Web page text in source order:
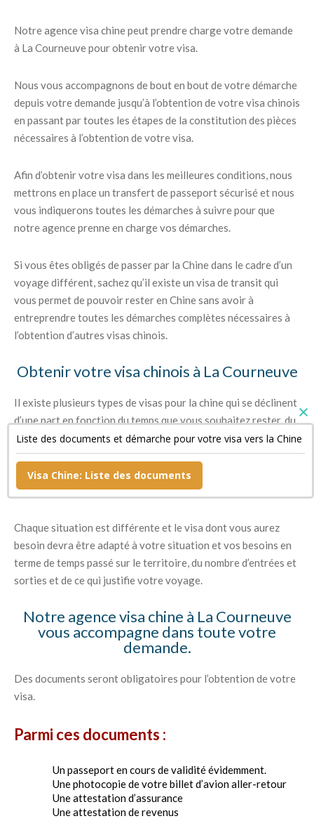
Notre agence visa chine peut prendre charge votre demande
à La Courneuve pour obtenir votre visa.
Nous vous accompagnons de bout en bout de votre démarche
depuis votre demande jusqu’à l’obtention de votre visa chinois
en passant par toutes les étapes de la constitution des pièces
nécessaires à l’obtention de votre visa.
Afin d’obtenir votre visa dans les meilleures conditions, nous
mettrons en place un transfert de passeport sécurisé et nous
vous indiquerons toutes les démarches à suivre pour que
notre agence prenne en charge vos démarches.
Si vous êtes obligés de passer par la Chine dans le cadre d’un
voyage différent, sachez qu’il existe un visa de transit qui
vous permet de pouvoir rester en Chine sans avoir à
entreprendre toutes les démarches complètes nécessaires à
l’obtention d’autres visas chinois.
Obtenir votre visa chinois à La Courneuve
Il existe plusieurs types de visas pour la chine qui se déclinent
d’une part en fonction du temps que vous souhaitez rester, du
nombre d’entrées et sorties que vous prévoyez de faire mais
aussi des raisons pour lesquelles vous souhaitez vous rendre
en Chine (raisons professionnelles, touristiques, étudiantes
notamment).
Chaque situation est différente et le visa dont vous aurez
besoin devra être adapté à votre situation et vos besoins en
terme de temps passé sur le territoire, du nombre d’entrées et
sorties et de ce qui justifie votre voyage.
Notre agence visa chine à La Courneuve
vous accompagne dans toute votre
demande.
Des documents seront obligatoires pour l’obtention de votre
visa.
Parmi ces documents :
Un passeport en cours de validité évidemment.
Une photocopie de votre billet d’avion aller-retour
Une attestation d’assurance
Une attestation de revenus
Liste des documents et démarche pour votre visa vers la Chine
Visa Chine: Liste des documents